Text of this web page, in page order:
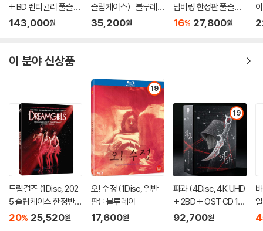
+ BD 렌티큘러 풀슬립
트릴로지 박스 한정판)
143,000원
슬립케이스) : 블루레
이
35,200원
넘버링 한정판 풀슬립)
: 블루레이
16% 27,800원
이
이 분야 신상품
드림걸즈 (1Disc, 202
5 슬립케이스 한정반 B
D) : 블루레이
20% 25,520원
19
오! 수정 (1Disc, 일반
판) : 블루레이
17,600원
19
파과 (4Disc, 4K UHD
+ 2BD + OST CD 15
00장 한정 스틸북 한정
92,700원